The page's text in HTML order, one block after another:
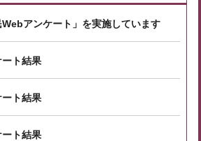
アンケート」を実施しています
ト結果
ト結果
ト結果